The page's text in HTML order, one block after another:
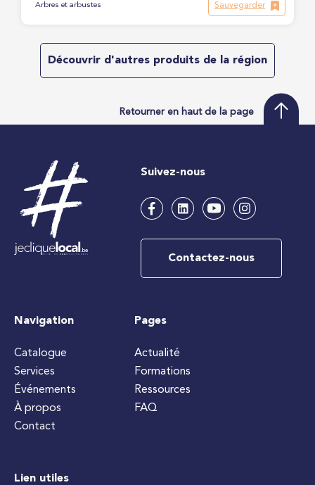
Arbres et arbustes Sauvegarder
Découvrir d'autres produits de la région
Retourner en haut de la page
Suivez-nous
Contactez-nous
Navigation
Catalogue
Services
Événements
À propos
Contact
Pages
Actualité
Formations
Ressources
FAQ
Lien utiles